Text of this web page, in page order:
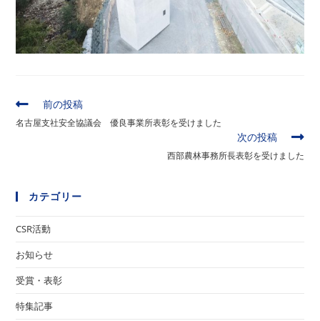
そ
の
他
前の投稿
名古屋支社安全協議会 優良事業所表彰を受けました
次の投稿
西部農林事務所長表彰を受けました
カテゴリー
CSR活動
お知らせ
受賞・表彰
特集記事